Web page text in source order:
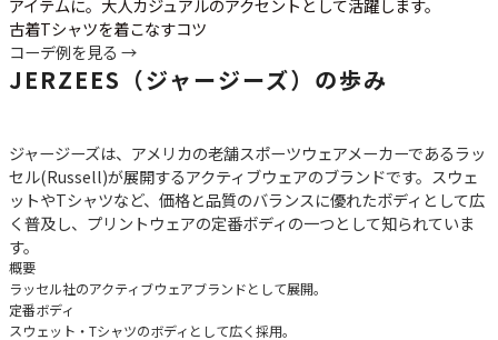
古着Tシャツを着こなすコツ
コーデ例を見る →
JERZEES（ジャージーズ）の歩み
ジャージーズは、アメリカの老舗スポーツウェアメーカーであるラッ
セル(Russell)が展開するアクティブウェアのブランドです。スウェ
ットやTシャツなど、価格と品質のバランスに優れたボディとして広
く普及し、プリントウェアの定番ボディの一つとして知られていま
す。
概要
ラッセル社のアクティブウェアブランドとして展開。
定番ボディ
スウェット・Tシャツのボディとして広く採用。